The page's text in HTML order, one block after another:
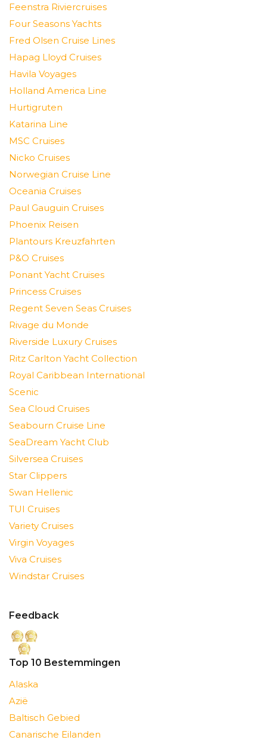
Feenstra Riviercruises
Four Seasons Yachts
Fred Olsen Cruise Lines
Hapag Lloyd Cruises
Havila Voyages
Holland America Line
Hurtigruten
Katarina Line
MSC Cruises
Nicko Cruises
Norwegian Cruise Line
Oceania Cruises
Paul Gauguin Cruises
Phoenix Reisen
Plantours Kreuzfahrten
P&O Cruises
Ponant Yacht Cruises
Princess Cruises
Regent Seven Seas Cruises
Rivage du Monde
Riverside Luxury Cruises
Ritz Carlton Yacht Collection
Royal Caribbean International
Scenic
Sea Cloud Cruises
Seabourn Cruise Line
SeaDream Yacht Club
Silversea Cruises
Star Clippers
Swan Hellenic
TUI Cruises
Variety Cruises
Virgin Voyages
Viva Cruises
Windstar Cruises
Feedback
Top 10 Bestemmingen
Alaska
Azië
Baltisch Gebied
Canarische Eilanden